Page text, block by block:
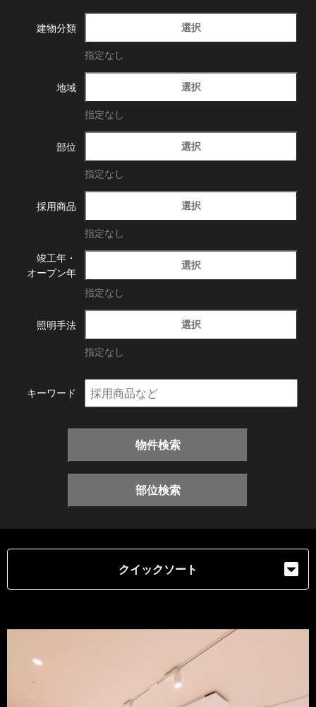
建物分類 選択
指定なし
地域 選択
指定なし
部位 選択
指定なし
採用商品 選択
指定なし
竣工年・
オープン年
選択
指定なし
照明手法 選択
指定なし
キーワード
物件検索
部位検索
クイックソート